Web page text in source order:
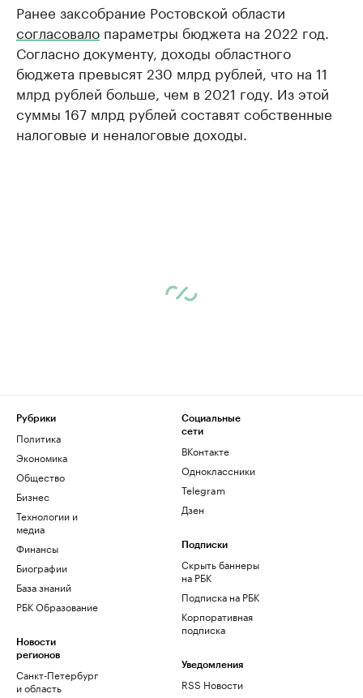
Ранее заксобрание Ростовской области
согласовало параметры бюджета на 2022 год.
Согласно документу, доходы областного
бюджета превысят 230 млрд рублей, что на 11
млрд рублей больше, чем в 2021 году. Из этой
суммы 167 млрд рублей составят собственные
налоговые и неналоговые доходы.
Рубрики
Политика
Экономика
Общество
Бизнес
Технологии и
медиа
Финансы
Биографии
База знаний
РБК Образование
Новости
регионов
Санкт-Петербург
и область
Социальные
сети
ВКонтакте
Одноклассники
Telegram
Дзен
Подписки
Скрыть баннеры
на РБК
Подписка на РБК
Корпоративная
подписка
Уведомления
RSS Новости